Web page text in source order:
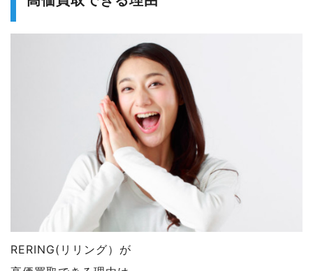
RERING(リリング）が